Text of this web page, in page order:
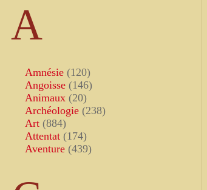
A
Amnésie (120)
Angoisse (146)
Animaux (20)
Archéologie (238)
Art (884)
Attentat (174)
Aventure (439)